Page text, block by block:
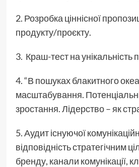
2. Розробка ціннісної
продукту/проєкту.
3. Краш-тест на унікальність
4. “В пошуках блакитного
масштабування.
зростання. Лідерство – як
5. Аудит існуючої
відповідність стратегічним
бренду, канали комунікації,